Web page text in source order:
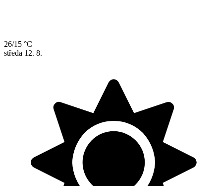
26/15 °C
středa 12. 8.